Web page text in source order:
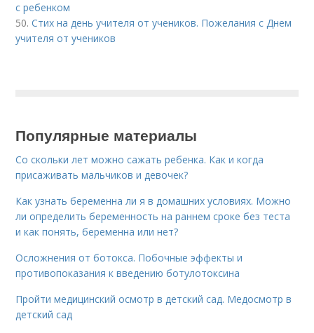
с ребенком
50.Стих на день учителя от учеников. Пожелания с Днем
учителя от учеников
Популярные материалы
Со скольки лет можно сажать ребенка. Как и когда
присаживать мальчиков и девочек?
Как узнать беременна ли я в домашних условиях. Можно
ли определить беременность на раннем сроке без теста
и как понять, беременна или нет?
Осложнения от ботокса. Побочные эффекты и
противопоказания к введению ботулотоксина
Пройти медицинский осмотр в детский сад. Медосмотр в
детский сад